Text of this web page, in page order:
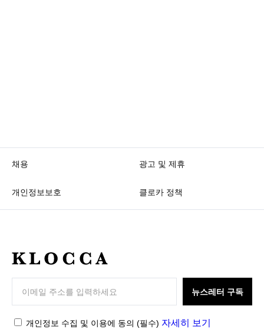
채용 광고 및 제휴
개인정보보호 클로카 정책
K
C
C
뉴스레터 구독
개인정보 수집 및 이용에 동의 (필수) 자세히 보기